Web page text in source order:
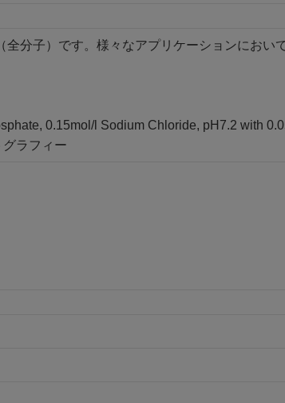
全分子）です。様々なアプリケーションにおい
0.15mol/l Sodium Chloride, pH7.2 with
ラフィー